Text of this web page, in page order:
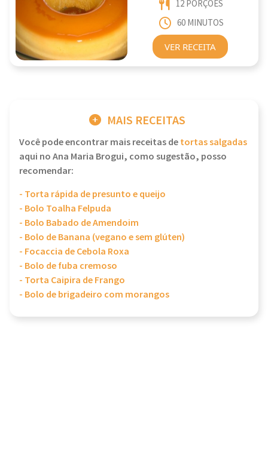
12 PORÇÕES
60 MINUTOS
VER RECEITA
MAIS RECEITAS
Você pode encontrar mais receitas detortas salgadas
aqui no Ana Maria Brogui, como sugestão, posso
recomendar:
- Torta rápida de presunto e queijo
- Bolo Toalha Felpuda
- Bolo Babado de Amendoim
- Bolo de Banana (vegano e sem glúten)
- Focaccia de Cebola Roxa
- Bolo de fuba cremoso
- Torta Caipira de Frango
- Bolo de brigadeiro com morangos